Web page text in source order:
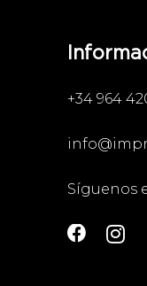
+34 964
Síguenos